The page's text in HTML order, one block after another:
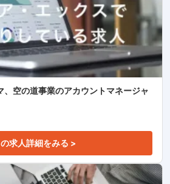
、空の道事業のアカウントマネージャ
求人詳細をみる >